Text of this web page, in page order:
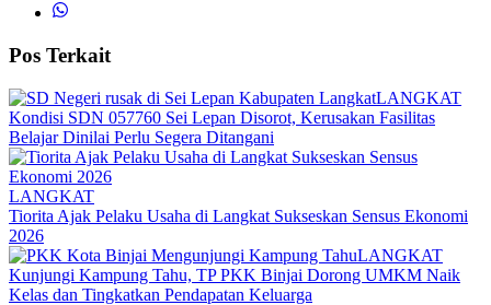
Pos Terkait
LANGKAT
Kondisi SDN 057760 Sei Lepan Disorot, Kerusakan Fasilitas
Belajar Dinilai Perlu Segera Ditangani
LANGKAT
Tiorita Ajak Pelaku Usaha di Langkat Sukseskan Sensus Ekonomi
2026
LANGKAT
Kunjungi Kampung Tahu, TP PKK Binjai Dorong UMKM Naik
Kelas dan Tingkatkan Pendapatan Keluarga